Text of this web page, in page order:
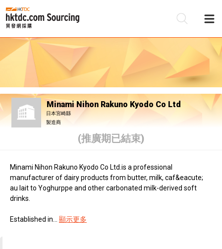
Minami Nihon Rakuno Kyodo Co Ltd
日本宮崎縣
製造商
(推廣期已結束)
Minami Nihon Rakuno Kyodo Co Ltd.is a professional
manufacturer of dairy products from butter, milk, caf&eacute;
au lait to Yoghurppe and other carbonated milk-derived soft
drinks.
Established in... 顯示更多